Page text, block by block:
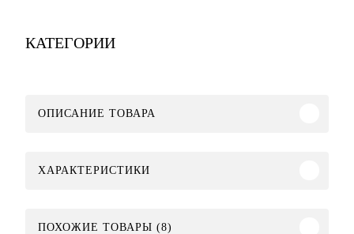
КАТЕГОРИИ
ОПИСАНИЕ ТОВАРА
ХАРАКТЕРИСТИКИ
ПОХОЖИЕ ТОВАРЫ (8)